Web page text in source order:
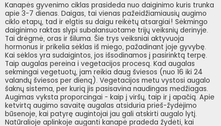
Kanapės gyvenimo ciklas prasideda nuo daiginimo kuris trunka
apie 3-7 dienas. Daigas, tai vienas pažeidžiamiausių augimo
ciklo etapų, tad ir elgtis su daigu reikėtų atsargiai! Sėkmingo
daiginimo raktas slypi subalansuotame trijų veiksnių derinyje.
Tai drėgmė, oras ir šiluma. Šie trys veiksniai aktyvuoja
hormonus ir prikelia sėklas iš miego, pažadinant joje gyvybę.
Kai sėklos yra sudaigintos, jos išsodinamos į pasirinktą terpę.
Taip augalas pereina i vegetacijos procesą. Kad augalas
sekmingai vegetuotų, jam reikia daug šviesos (nuo 16 iki 24
valandų šviesos per dieną). Vegetacijos metu vystosi augalo
šaknų sistema, per kurią jis pasisavina naudingas medžiagas.
Augimas vyksta proporcingai - kaip į viršų, taip ir į apačią. Apie
ketvirtą augimo savaitę augalas atsiduria prieš-žydėjimo
būsenoje, kai patyrę augintojai jau gali atskirti augalo lytį.
Natūralioje aplinkoje auganti kanapė pradeda žydėti, kai